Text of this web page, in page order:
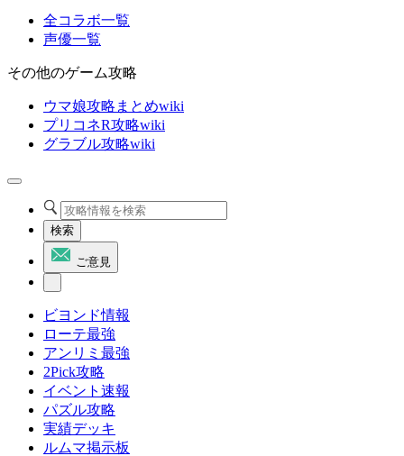
全コラボ一覧
声優一覧
その他のゲーム攻略
ウマ娘攻略まとめwiki
プリコネR攻略wiki
グラブル攻略wiki
検索
ご意見
ビヨンド情報
ローテ最強
アンリミ最強
2Pick攻略
イベント速報
パズル攻略
実績デッキ
ルムマ掲示板